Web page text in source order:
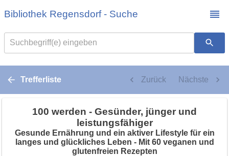
Bibliothek Regensdorf - Suche
Suchbegriff(e) eingeben
Trefferliste Zurück Nächste
100 werden - Gesünder, jünger und
leistungsfähiger
Gesunde Ernährung und ein aktiver Lifestyle für ein
langes und glückliches Leben - Mit 60 veganen und
glutenfreien Rezepten